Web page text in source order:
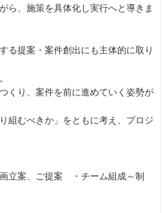
ら、施策を具体化し実行へと導きま
る提案・案件創出にも主体的に取り
くり、案件を前に進めていく姿勢が
組むべきか」をともに考え、プロジ
立案、ご提案 ・チーム組成～制